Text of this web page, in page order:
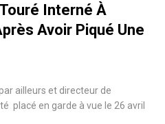
Interné À
Avoir Piqué Une
ailleurs et directeur de
placé en garde à vue le 26 avril